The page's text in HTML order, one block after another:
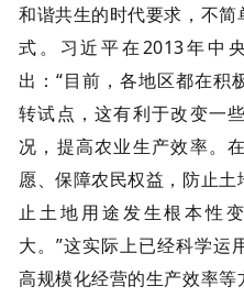
和谐共生的时代要求，不
式。习近平在2013年中
出：“目前，各地区都在积
转试点，这有利于改变一
况，提高农业生产效率。
愿、保障农民权益，防止
止土地用途发生根本性
大。”这实际上已经科学运
高规模化经营的生产效率